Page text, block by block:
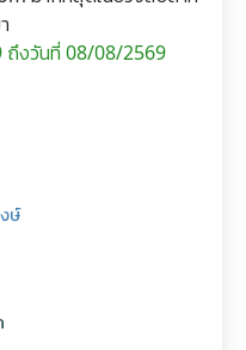
ถึงวันที่ 08/08/2569
ษ์